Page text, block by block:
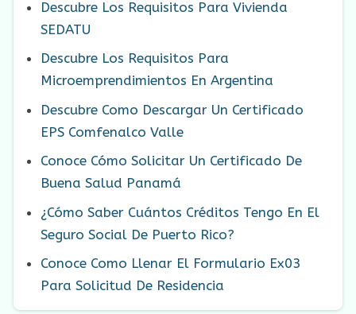
Descubre Los Requisitos Para Vivienda
SEDATU
Descubre Los Requisitos Para
Microemprendimientos En Argentina
Descubre Como Descargar Un Certificado
EPS Comfenalco Valle
Conoce Cómo Solicitar Un Certificado De
Buena Salud Panamá
¿Cómo Saber Cuántos Créditos Tengo En El
Seguro Social De Puerto Rico?
Conoce Como Llenar El Formulario Ex03
Para Solicitud De Residencia